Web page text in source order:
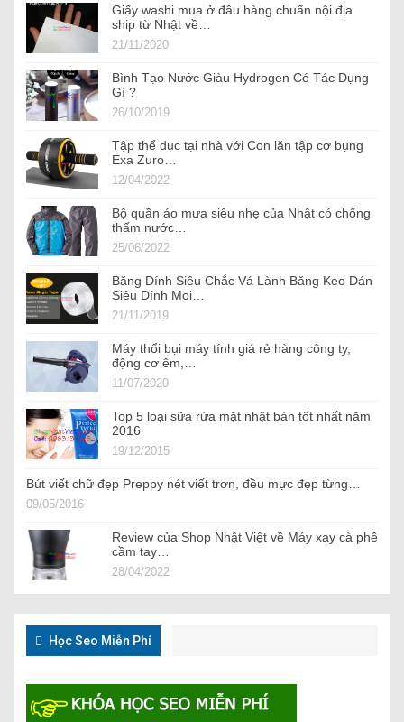
Giấy washi mua ở đâu hàng chuẩn nội địa
ship từ Nhật về…
21/11/2020
Bình Tạo Nước Giàu Hydrogen Có Tác Dụng
Gì ?
26/10/2019
Tập thể dục tại nhà với Con lăn tập cơ bụng
Exa Zuro…
12/04/2022
Bộ quần áo mưa siêu nhẹ của Nhật có chống
thấm nước…
25/06/2022
Băng Dính Siêu Chắc Vá Lành Băng Keo Dán
Siêu Dính Mọi…
21/11/2019
Máy thổi bụi máy tính giá rẻ hàng công ty,
động cơ êm,…
11/07/2020
Top 5 loại sữa rửa mặt nhật bản tốt nhất năm
2016
19/12/2015
Bút viết chữ đẹp Preppy nét viết trơn, đều mực đẹp từng…
09/05/2016
Review của Shop Nhật Việt về Máy xay cà phê
cầm tay…
28/04/2022
Học Seo Miễn Phí